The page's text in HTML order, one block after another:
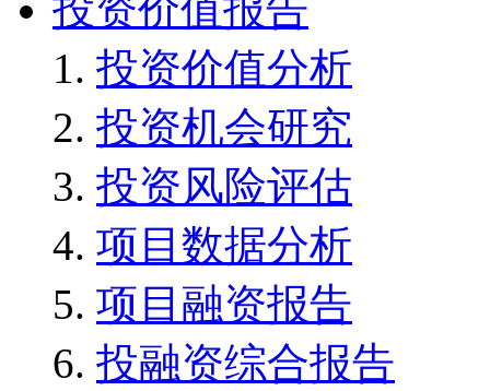
投资价值分析
投资机会研究
投资风险评估
项目数据分析
项目融资报告
投融资综合报告